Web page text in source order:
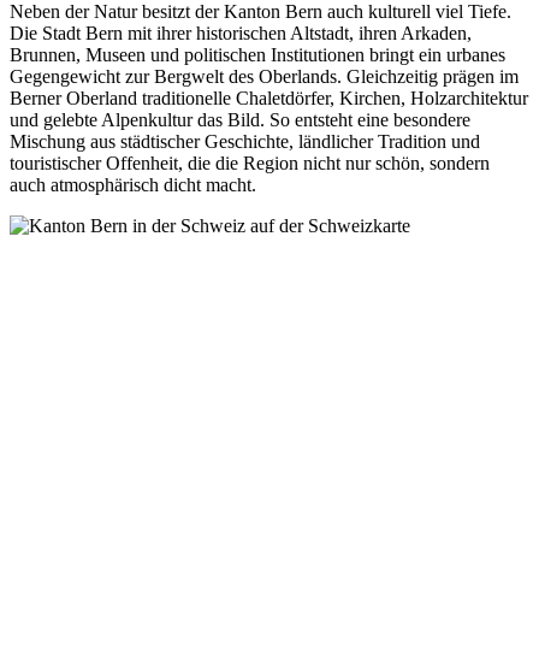
Neben der Natur besitzt der Kanton Bern auch kulturell viel Tiefe.
Die Stadt Bern mit ihrer historischen Altstadt, ihren Arkaden,
Brunnen, Museen und politischen Institutionen bringt ein urbanes
Gegengewicht zur Bergwelt des Oberlands. Gleichzeitig prägen im
Berner Oberland traditionelle Chaletdörfer, Kirchen, Holzarchitektur
und gelebte Alpenkultur das Bild. So entsteht eine besondere
Mischung aus städtischer Geschichte, ländlicher Tradition und
touristischer Offenheit, die die Region nicht nur schön, sondern
auch atmosphärisch dicht macht.